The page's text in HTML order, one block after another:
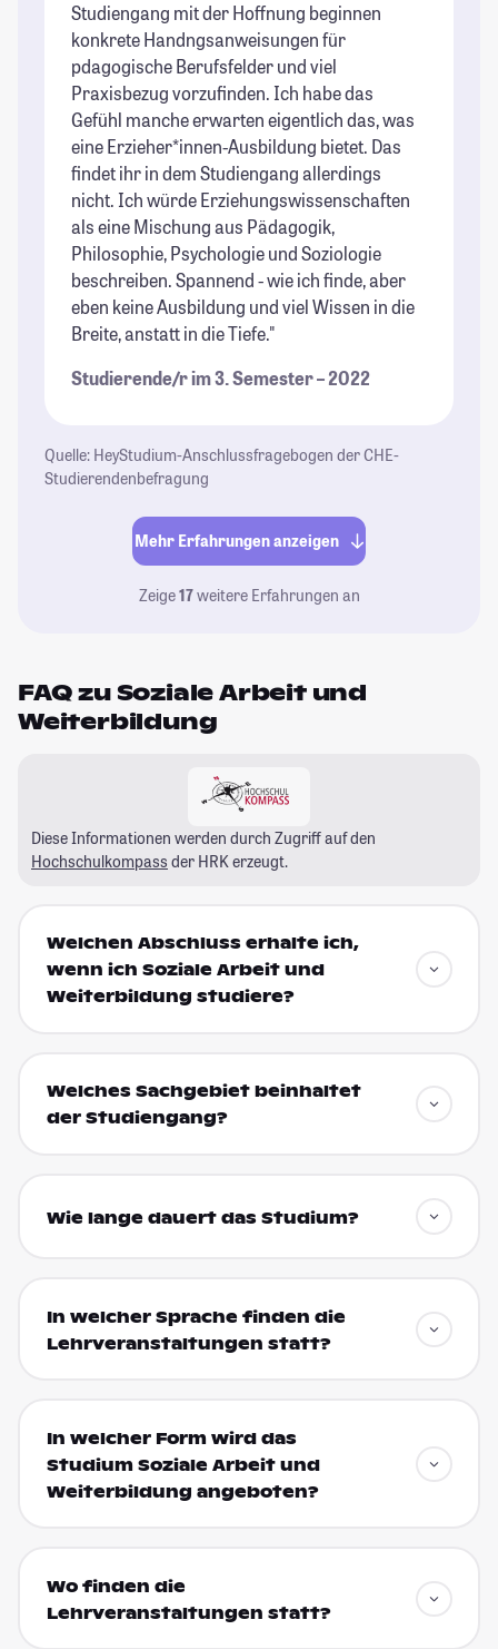
Studiengang mit der Hoffnung beginnen
konkrete Handngsanweisungen für
pdagogische Berufsfelder und viel
Praxisbezug vorzufinden. Ich habe das
Gefühl manche erwarten eigentlich das, was
eine Erzieher*innen-Ausbildung bietet. Das
findet ihr in dem Studiengang allerdings
nicht. Ich würde Erziehungswissenschaften
als eine Mischung aus Pädagogik,
Philosophie, Psychologie und Soziologie
beschreiben. Spannend - wie ich finde, aber
eben keine Ausbildung und viel Wissen in die
Breite, anstatt in die Tiefe."
Studierende/r im 3. Semester – 2022
Quelle: HeyStudium-Anschlussfragebogen der CHE-
Studierendenbefragung
Mehr Erfahrungen anzeigen
Zeige17weitere Erfahrungen an
FAQ zu Soziale Arbeit und
Weiterbildung
Diese Informationen werden durch Zugriff auf den
Hochschulkompass der HRK erzeugt.
Welchen Abschluss erhalte ich,
wenn ich Soziale Arbeit und
Weiterbildung studiere?
Welches Sachgebiet beinhaltet
der Studiengang?
Wie lange dauert das Studium?
In welcher Sprache finden die
Lehrveranstaltungen statt?
In welcher Form wird das
Studium Soziale Arbeit und
Weiterbildung angeboten?
Wo finden die
Lehrveranstaltungen statt?